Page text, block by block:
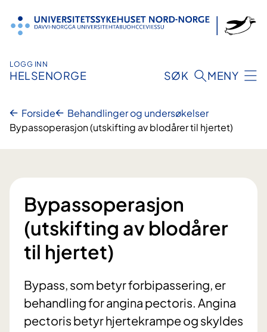
innhold
LOGG INN
HELSENORGE SØK MENY
Forside
Behandlinger og undersøkelser
Bypassoperasjon (utskifting av blodårer til hjertet)
Bypassoperasjon
(utskifting av blodårer
til hjertet)
Bypass, som betyr forbipassering, er
behandling for angina pectoris. Angina
pectoris betyr hjertekrampe og skyldes